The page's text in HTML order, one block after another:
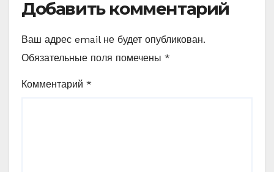
Добавить комментарий
Ваш адрес email не будет опубликован.
Обязательные поля помечены *
Комментарий *